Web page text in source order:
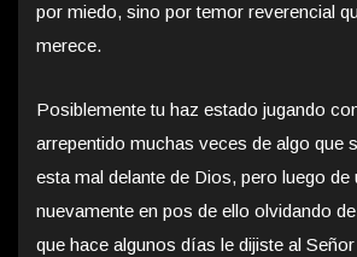
por miedo, sino por temor reverencial
merece.
Posiblemente tu haz estado jugando
arrepentido muchas veces de algo que
esta mal delante de Dios, pero luego
nuevamente en pos de ello olvidando
que hace algunos días le dijiste al